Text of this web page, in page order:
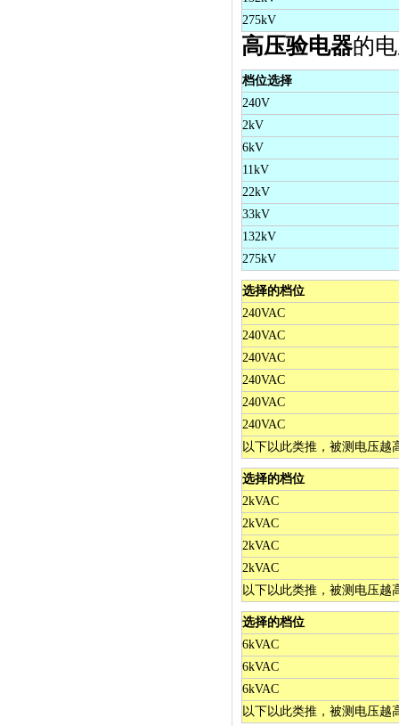
275kV
高压验电器的
档位选择
240V
2kV
6kV
11kV
22kV
33kV
132kV
275kV
选择的档位
240VAC
240VAC
240VAC
240VAC
240VAC
240VAC
以下以此类推，被测电压越
选择的档位
2kVAC
2kVAC
2kVAC
2kVAC
以下以此类推，被测电压越
选择的档位
6kVAC
6kVAC
6kVAC
以下以此类推，被测电压越